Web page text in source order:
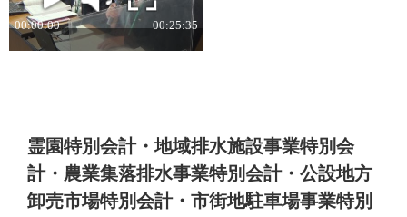
霊園特別会計・地域排水施設事業特別会
計・農業集落排水事業特別会計・公設地方
卸売市場特別会計・市街地駐車場事業特別